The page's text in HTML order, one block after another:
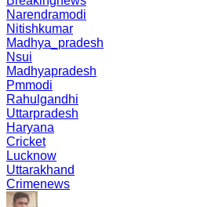
Narendramodi
Nitishkumar
Madhya_pradesh
Nsui
Madhyapradesh
Pmmodi
Rahulgandhi
Uttarpradesh
Haryana
Cricket
Lucknow
Uttarakhand
Crimenews